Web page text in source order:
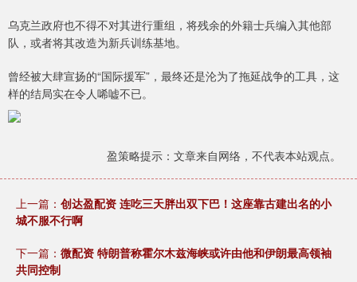
乌克兰政府也不得不对其进行重组，将残余的外籍士兵编入其他部
队，或者将其改造为新兵训练基地。
曾经被大肆宣扬的“国际援军”，最终还是沦为了拖延战争的工具，这
样的结局实在令人唏嘘不已。
盈策略提示：文章来自网络，不代表本站观点。
上一篇： 创达盈配资 连吃三天胖出双下巴！这座靠古建出名的小
城不服不行啊
下一篇： 微配资 特朗普称霍尔木兹海峡或许由他和伊朗最高领袖
共同控制